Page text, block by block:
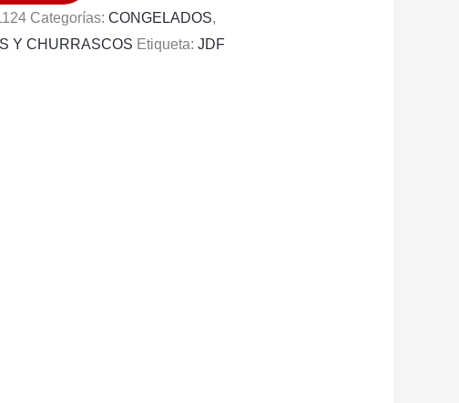
Categorías:CONGELADOS,
Y CHURRASCOS Etiqueta:JDF